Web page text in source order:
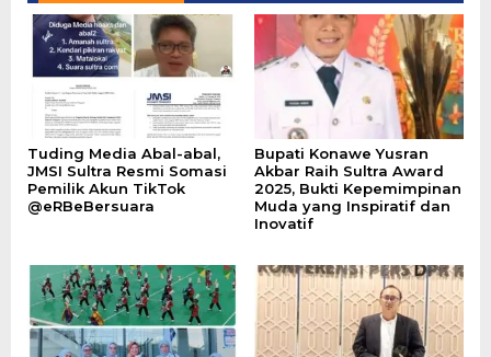
Tuding Media Abal-abal,
JMSI Sultra Resmi Somasi
Pemilik Akun TikTok
@eRBeBersuara
Bupati Konawe Yusran
Akbar Raih Sultra Award
2025, Bukti Kepemimpinan
Muda yang Inspiratif dan
Inovatif